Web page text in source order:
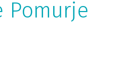
Pomurje